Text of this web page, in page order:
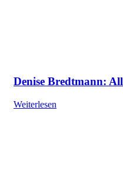
Denise Bredtmann:
Weiterlesen